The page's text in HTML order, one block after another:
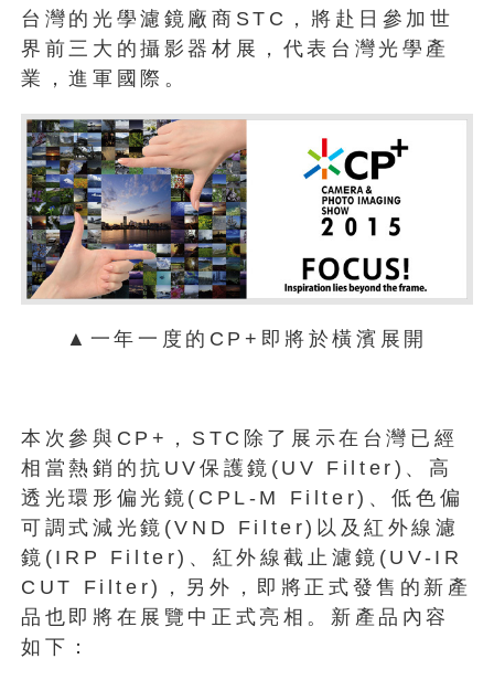
台灣的光學濾鏡廠商STC，將赴日參加世
界前三大的攝影器材展，代表台灣光學產
業，進軍國際。
▲一年一度的CP+即將於橫濱展開
本次參與CP+，STC除了展示在台灣已經
相當熱銷的抗UV保護鏡(UV Filter)、高
透光環形偏光鏡(CPL-M Filter)、低色偏
可調式減光鏡(VND Filter)以及紅外線濾
鏡(IRP Filter)、紅外線截止濾鏡(UV-IR
CUT Filter)，另外，即將正式發售的新產
品也即將在展覽中正式亮相。新產品內容
如下：